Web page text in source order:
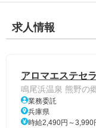
求人情報
アロマエステセ
鳴尾浜温泉 熊野の
業務委託
兵庫県
時給2,490円～3,990